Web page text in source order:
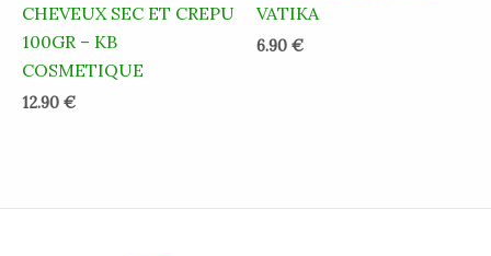
CHEVEUX SEC ET CREPU
100GR – KB
COSMETIQUE
12.90 €
VATIKA
6.90 €